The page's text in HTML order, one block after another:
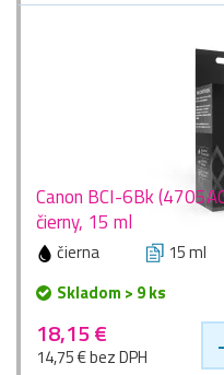
Canon BCI-6Bk
čierny, 15 ml
čierna 15 ml
Skladom > 9 ks
18,15 €
14,75 € bez DPH -